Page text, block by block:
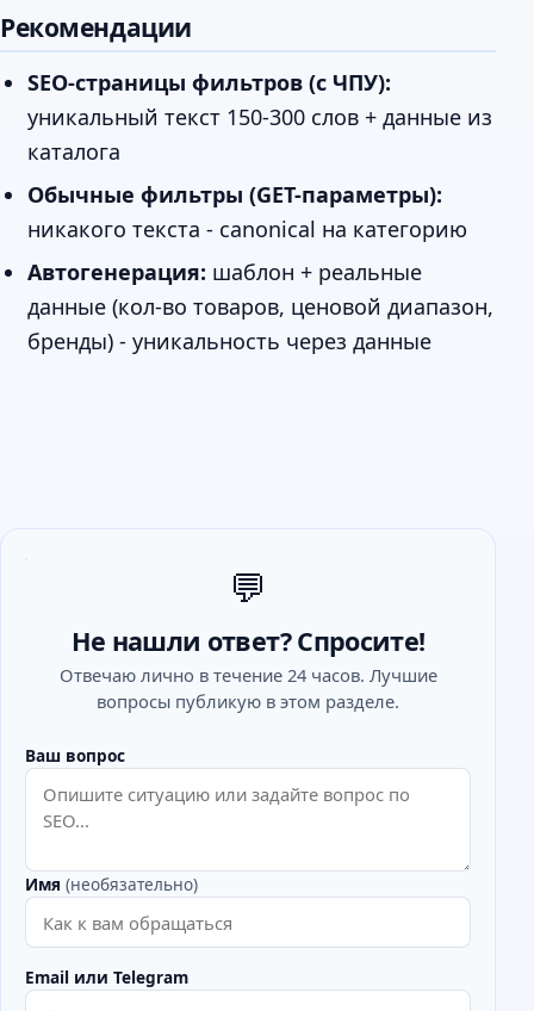
Рекомендации
SEO-страницы фильтров (с ЧПУ):
уникальный текст 150-300 слов + данные из
каталога
Обычные фильтры (GET-параметры):
никакого текста - canonical на категорию
Автогенерация: шаблон + реальные
данные (кол-во товаров, ценовой диапазон,
бренды) - уникальность через данные
💬
Не нашли ответ? Спросите!
Отвечаю лично в течение 24 часов. Лучшие
вопросы публикую в этом разделе.
Ваш вопрос
Имя (необязательно)
Email или Telegram